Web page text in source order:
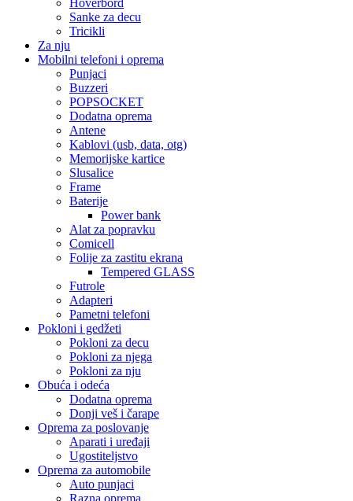
Hoverbord
Sanke za decu
Tricikli
Za nju
Mobilni telefoni i oprema
Punjaci
Buzzeri
POPSOCKET
Dodatna oprema
Antene
Kablovi (usb, data, otg)
Memorijske kartice
Slusalice
Frame
Baterije
Power bank
Alat za popravku
Comicell
Folije za zastitu ekrana
Tempered GLASS
Futrole
Adapteri
Pametni telefoni
Pokloni i gedžeti
Pokloni za decu
Pokloni za njega
Pokloni za nju
Obuća i odeća
Dodatna oprema
Donji veš i čarape
Oprema za poslovanje
Aparati i uređaji
Ugostiteljstvo
Oprema za automobile
Auto punjaci